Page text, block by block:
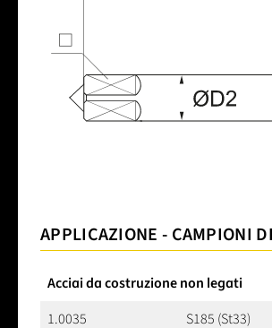
APPLICAZIONE - CAMPIONI
Acciai da costruzione non legati
1.0035
S185 (St33)